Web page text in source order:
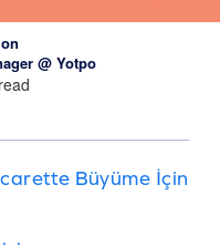
@ Yotpo
Büyüme İçin